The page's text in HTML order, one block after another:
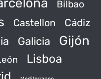
Bilbao
Castellon Cádiz
Galicia Gijón
Lisboa